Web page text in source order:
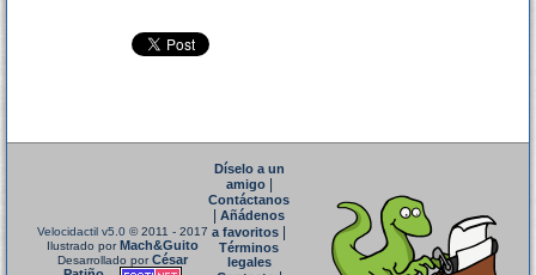
Velocidactil v5.0 © 2011 - 2017
Ilustrado porMach&Guito
Desarrollado porCésar
Díselo a un
amigo|
Contáctanos
Añádenos
a favoritos
Términos
legales